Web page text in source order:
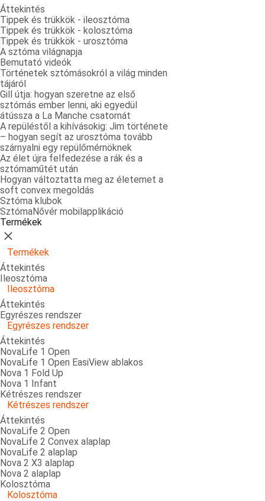
Áttekintés
Tippek és trükkök - ileosztóma
Tippek és trükkök - kolosztóma
Tippek és trükkök - urosztóma
A sztóma világnapja
Bemutató videók
Történetek sztómásokról a világ minden
tájáról
Gill útja: hogyan szeretne az első
sztómás ember lenni, aki egyedül
átússza a La Manche csatornát
A repüléstől a kihívásokig: Jim története
– hogyan segít az urosztóma tovább
szárnyalni egy repülőmérnöknek
Az élet újra felfedezése a rák és a
sztómaműtét után
Hogyan változtatta meg az életemet a
soft convex megoldás
Sztóma klubok
SztómaNővér mobilapplikáció
Termékek
Bezárás
Termékek
Áttekintés
Ileosztóma
Ileosztóma
Áttekintés
Egyrészes rendszer
Egyrészes rendszer
Áttekintés
NovaLife 1 Open
NovaLife 1 Open EasiView ablakos
Nova 1 Fold Up
Nova 1 Infant
Kétrészes rendszer
Kétrészes rendszer
Áttekintés
NovaLife 2 Open
NovaLife 2 Convex alaplap
NovaLife 2 alaplap
Nova 2 X3 alaplap
Nova 2 alaplap
Kolosztóma
Kolosztóma